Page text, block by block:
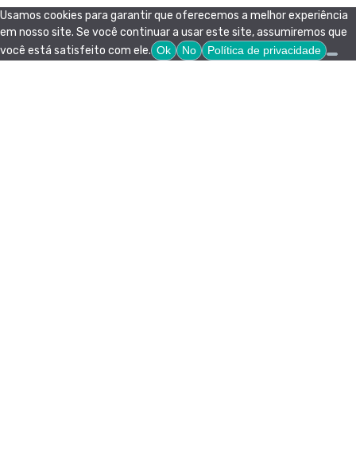
Usamos cookies para garantir que oferecemos a melhor experiência
em nosso site. Se você continuar a usar este site, assumiremos que
você está satisfeito com ele. Ok No Política de privacidade